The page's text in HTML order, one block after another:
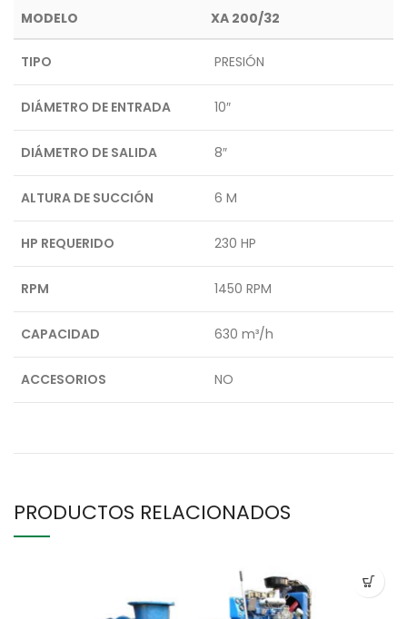
MODELO XA 200/32
TIPO PRESIÓN
DIÁMETRO DE ENTRADA 10″
DIÁMETRO DE SALIDA 8″
ALTURA DE SUCCIÓN 6 M
HP REQUERIDO 230 HP
RPM 1450 RPM
CAPACIDAD 630 m³/h
ACCESORIOS NO
PRODUCTOS RELACIONADOS